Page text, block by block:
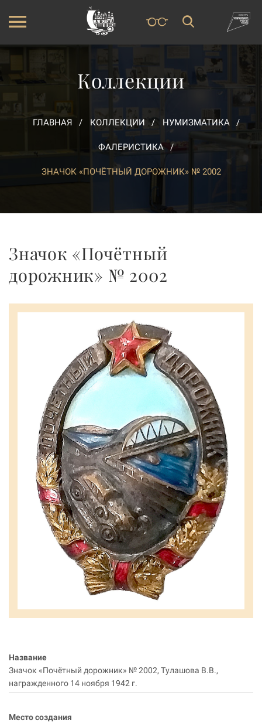
Коллекции
ГЛАВНАЯ КОЛЛЕКЦИИ НУМИЗМАТИКА
ФАЛЕРИСТИКА
ЗНАЧОК «ПОЧЁТНЫЙ ДОРОЖНИК» № 2002
Значок «Почётный
дорожник» № 2002
Название
Значок «Почётный дорожник» № 2002, Тулашова В.В.,
награжденного 14 ноября 1942 г.
Место создания